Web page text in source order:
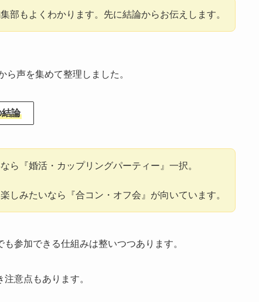
部もよくわかります。先に結論からお伝えします。
ら声を集めて整理しました。
論
ら『婚活・カップリングパーティー』一択。
しみたいなら『合コン・オフ会』が向いています。
参加できる仕組みは整いつつあります。
意点もあります。